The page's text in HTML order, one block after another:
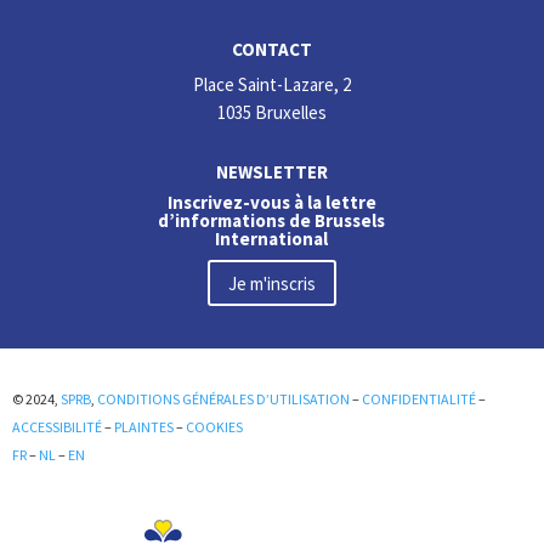
CONTACT
Place Saint-Lazare, 2
1035 Bruxelles
NEWSLETTER
Inscrivez-vous à la lettre
d’informations de Brussels
International
Je m'inscris
© 2024, SPRB CONDITIONS GÉNÉRALES D’UTILISATION – CONFIDENTIALITÉ–
ACCESSIBILITÉ– PLAINTES– COOKIES
FR– NL – EN